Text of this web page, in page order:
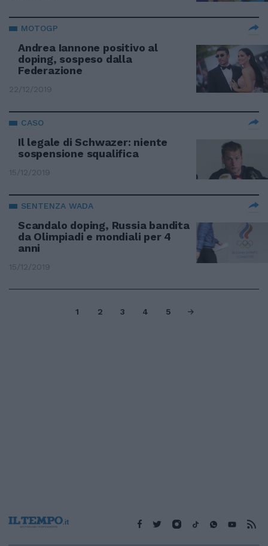
MOTOGP
Andrea Iannone positivo al
doping, sospeso dalla
Federazione
22/12/2019
CASO
Il legale di Schwazer: niente
sospensione squalifica
15/12/2019
SENTENZA WADA
Scandalo doping, Russia bandita
da Olimpiadi e mondiali per 4
anni
15/12/2019
1 2 3 4 5